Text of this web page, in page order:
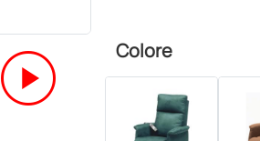
play_circle Colore